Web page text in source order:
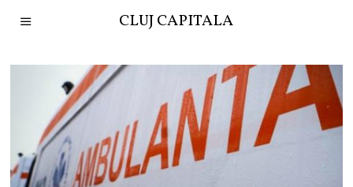
CLUJ CAPITALA